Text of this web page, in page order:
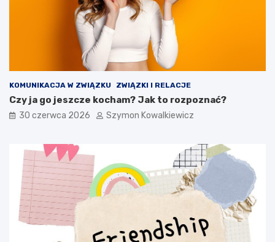
KOMUNIKACJA W ZWIĄZKU ZWIĄZKI I RELACJE
Czy ja go jeszcze kocham? Jak to rozpoznać?
30 czerwca 2026 Szymon Kowalkiewicz